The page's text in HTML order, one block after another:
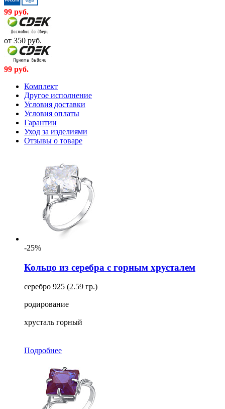
99 руб.
от 350 руб.
99 руб.
Комплект
Другое исполнение
Условия доставки
Условия оплаты
Гарантии
Уход за изделиями
Отзывы о товаре
-25%
Кольцо из серебра с горным хрусталем
серебро 925 (2.59 гр.)
родирование
хрусталь горный
Подробнее